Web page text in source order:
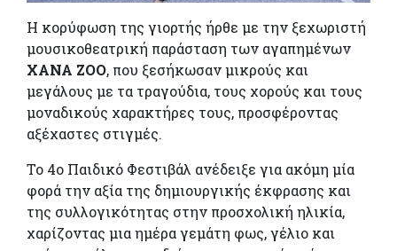
Η κορύφωση της γιορτής ήρθε με την ξεχωριστή
μουσικοθεατρική παράσταση των αγαπημένων
XANA ZOO, που ξεσήκωσαν μικρούς και
μεγάλους με τα τραγούδια, τους χορούς και τους
μοναδικούς χαρακτήρες τους, προσφέροντας
αξέχαστες στιγμές.
Το 4ο Παιδικό Φεστιβάλ ανέδειξε για ακόμη μία
φορά την αξία της δημιουργικής έκφρασης και
της συλλογικότητας στην προσχολική ηλικία,
χαρίζοντας μια ημέρα γεμάτη φως, γέλιο και